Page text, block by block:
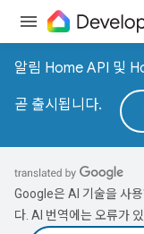
알림 Home API 및
곧 출시됩니다.
Google은 AI 기술을 사
다. AI 번역에는 오류가